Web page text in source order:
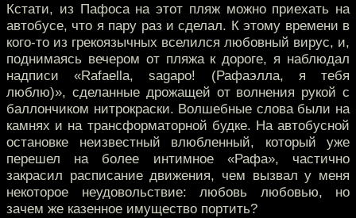
Кстати, из Пафоса на этот пляж можно приехать на
автобусе, что я пару раз и сделал. К этому времени в
кого-то из грекоязычных вселился любовный вирус, и,
поднимаясь вечером от пляжа к дороге, я наблюдал
надписи «Rafaella, sagapo! (Рафаэлла, я тебя
люблю)», сделанные дрожащей от волнения рукой с
баллончиком нитрокраски. Волшебные слова были на
камнях и на трансформаторной будке. На автобусной
остановке неизвестный влюбленный, который уже
перешел на более интимное «Рафа», частично
закрасил расписание движения, чем вызвал у меня
некоторое неудовольствие: любовь любовью, но
зачем же казенное имущество портить?